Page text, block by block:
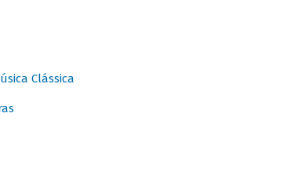
Clássica